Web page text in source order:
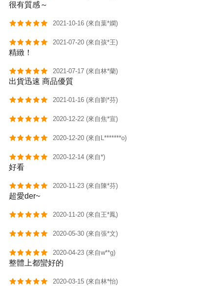
很有質感～
2021-10-16 (來自葉*嫻)
2021-07-20 (來自孩*王)
精緻！
2021-07-17 (來自林*蘭)
出貨迅速 商品優質
2021-01-16 (來自劉*芬)
2020-12-22 (來自焦*宣)
2020-12-20 (來自L*******o)
2020-12-14 (來自*)
好看
2020-11-23 (來自陳*芬)
超愛der~
2020-11-20 (來自王*鳳)
2020-05-30 (來自張*文)
2020-04-23 (來自w**g)
整體上都蠻好的
2020-03-15 (來自林*怡)